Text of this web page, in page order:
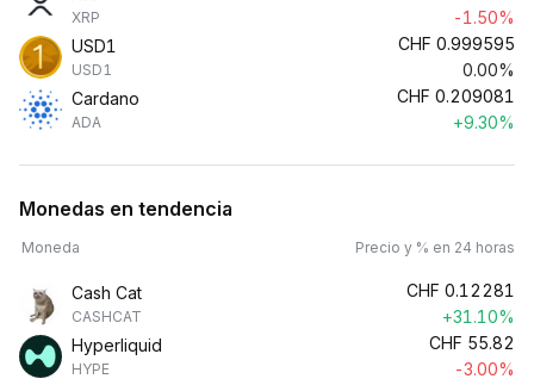
XRP
-1.50%
USD1
USD1
CHF 0.999595
0.00%
Cardano
ADA
CHF 0.209081
+9.30%
Monedas en tendencia
Moneda Precio y % en 24 horas
Cash Cat
CASHCAT
CHF 0.12281
+31.10%
Hyperliquid
HYPE
CHF 55.82
-3.00%